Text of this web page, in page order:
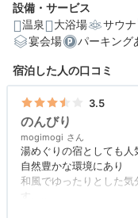
編集部お
犬鳴川のせせら
客室
玄界灘の旬魚や和
理
湯巡りを満喫♩隣
が豊富
設備・サービス
温泉
大浴場 サウナ
宴会場
パーキング
宿泊した人の口コミ
3.5
のんびり
mogimogi
湯めぐりの宿としても人
自然豊かな環境にあり
和風でゆったりとした気